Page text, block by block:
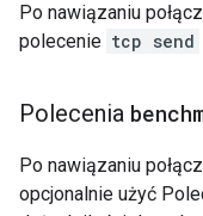
Po nawiązaniu
polecenie tcp send
Polecenia
Po nawiązaniu
opcjonalnie użyć